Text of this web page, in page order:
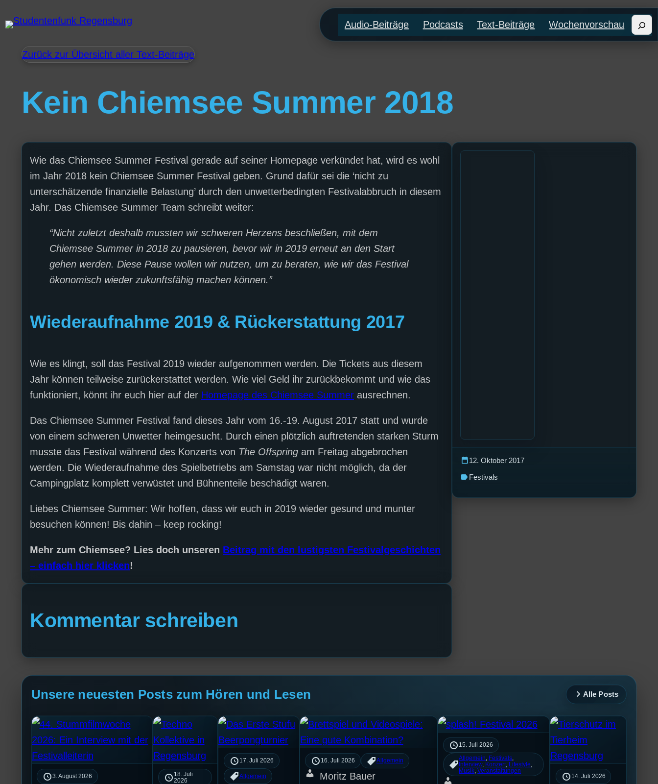
Audio-Beiträge Podcasts Text-Beiträge Wochenvorschau
Zurück zur Übersicht aller Text-Beiträge
Kein Chiemsee Summer 2018
Wie das Chiemsee Summer Festival gerade auf seiner Homepage verkündet hat, wird es wohl
im Jahr 2018 kein Chiemsee Summer Festival geben. Grund dafür sei die ‘nicht zu
unterschätzende finanzielle Belastung’ durch den unwetterbedingten Festivalabbruch in diesem
Jahr. Das Chiemsee Summer Team schreibt weiter:
“Nicht zuletzt deshalb mussten wir schweren Herzens beschließen, mit dem
Chiemsee Summer in 2018 zu pausieren, bevor wir in 2019 erneut an den Start
gehen werden. Diese Pause wollen wir nutzen, um zu beraten, wie wir das Festival
ökonomisch wieder zukunftsfähig machen können.”
Wiederaufnahme 2019 & Rückerstattung 2017
Wie es klingt, soll das Festival 2019 wieder aufgenommen werden. Die Tickets aus diesem
Jahr können teilweise zurückerstattet werden. Wie viel Geld ihr zurückbekommt und wie das
funktioniert, könnt ihr euch hier auf der Homepage des Chiemsee Summer ausrechnen.
Das Chiemsee Summer Festival fand dieses Jahr vom 16.-19. August 2017 statt und wurde
von einem schweren Unwetter heimgesucht. Durch einen plötzlich auftretenden starken Sturm
musste das Festival während des Konzerts von The Offspring am Freitag abgebrochen
werden. Die Wiederaufnahme des Spielbetriebs am Samstag war nicht möglich, da der
Campingplatz komplett verwüstet und Bühnenteile beschädigt waren.
Liebes Chiemsee Summer: Wir hoffen, dass wir euch in 2019 wieder gesund und munter
besuchen können! Bis dahin – keep rocking!
Mehr zum Chiemsee? Lies doch unseren Beitrag mit den lustigsten Festivalgeschichten
– einfach hier klicken!
Kommentar schreiben
calendar_today12. Oktober 2017
label Festivals
Unsere neuesten Posts zum Hören und Lesen Alle Posts
3. August 2026
18. Juli
2026
17. Juli 2026
Allgemein
16. Juli 2026 Allgemein
Moritz Bauer
15. Juli 2026
Allgemein Festivals
Interview, Konzert Lifestyle
Musik , Veranstaltungen
14. Juli 2026